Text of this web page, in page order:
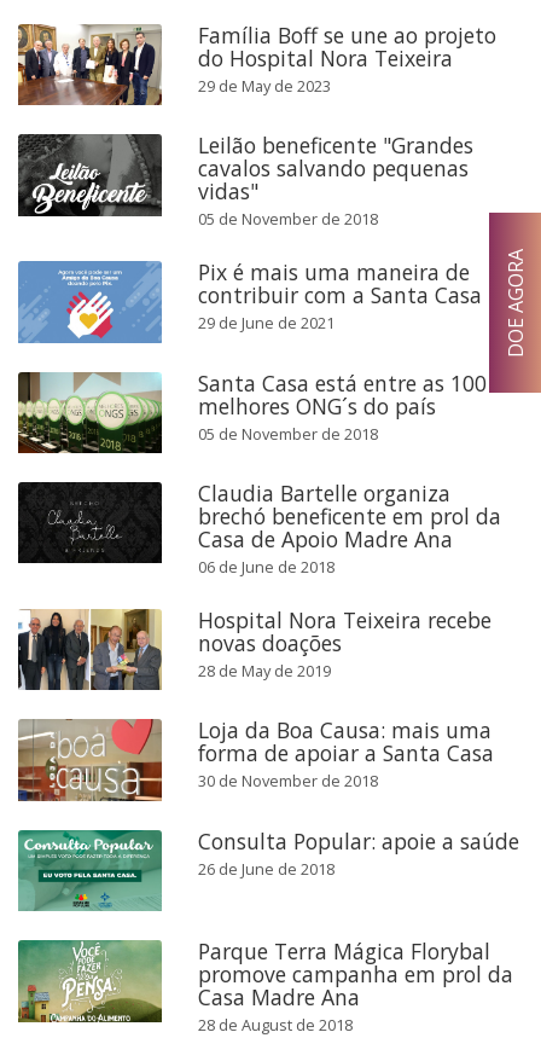
Família Boff se une ao projeto
do Hospital Nora Teixeira
29 de May de 2023
Leilão beneficente "Grandes
cavalos salvando pequenas
vidas"
05 de November de 2018
Pix é mais uma maneira de
contribuir com a Santa Casa
29 de June de 2021
Santa Casa está entre as 100
melhores ONG´s do país
05 de November de 2018
Claudia Bartelle organiza
brechó beneficente em prol da
Casa de Apoio Madre Ana
06 de June de 2018
Hospital Nora Teixeira recebe
novas doações
28 de May de 2019
Loja da Boa Causa: mais uma
forma de apoiar a Santa Casa
30 de November de 2018
Consulta Popular: apoie a saúde
26 de June de 2018
Parque Terra Mágica Florybal
promove campanha em prol da
Casa Madre Ana
28 de August de 2018
DOE AGORA